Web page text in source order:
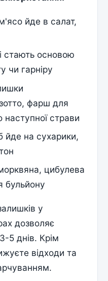
йде в салат,
стають основою
чи гарніру
фарш для
наступної страви
йде на сухарики,
цибулева
бульйону
у
дозволяє
5 днів. Крім
відходи та